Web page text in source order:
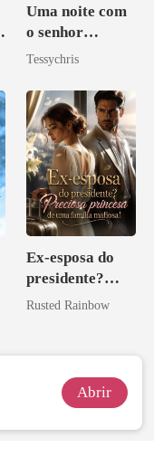
Uma noite com
o senhor
Bilionário
Tessychris
Ex-esposa do
presidente?
Preciosa
mafiosa!
Rusted Rainbow
Abrir